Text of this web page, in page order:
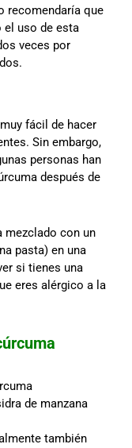
recomendaría que
el uso de esta
veces por
fácil de hacer
Sin embargo,
personas han
después de
mezclado con un
pasta) en una
si tienes una
eres alérgico a la
de manzana
también